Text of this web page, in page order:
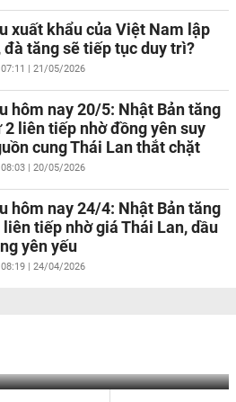
xuất khẩu của Việt Nam lập
tăng sẽ tiếp tục duy trì?
07:11 | 21/05/2026
hôm nay 20/5: Nhật Bản tăng
2 liên tiếp nhờ đồng yên suy
cung Thái Lan thắt chặt
08:03 | 20/05/2026
hôm nay 24/4: Nhật Bản tăng
liên tiếp nhờ giá Thái Lan, dầu
yên yếu
08:19 | 24/04/2026